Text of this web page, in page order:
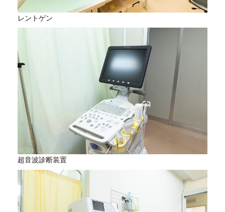
レントゲン
超音波診断装置